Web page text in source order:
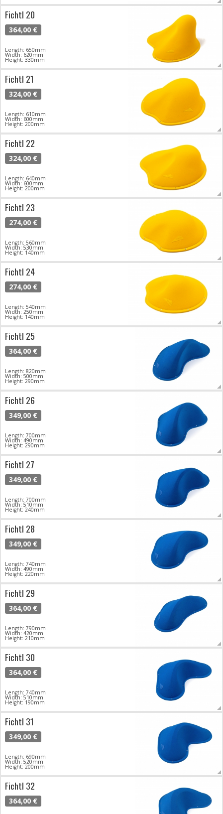
Fichtl 20
364,00 €
Length: 650mm
Width: 620mm
Height: 330mm
Fichtl 21
324,00 €
Length: 610mm
Width: 600mm
Height: 200mm
Fichtl 22
324,00 €
Length: 640mm
Width: 600mm
Height: 200mm
Fichtl 23
274,00 €
Length: 560mm
Width: 530mm
Height: 140mm
Fichtl 24
274,00 €
Length: 540mm
Width: 250mm
Height: 140mm
Fichtl 25
364,00 €
Length: 820mm
Width: 500mm
Height: 290mm
Fichtl 26
349,00 €
Length: 700mm
Width: 490mm
Height: 290mm
Fichtl 27
349,00 €
Length: 700mm
Width: 510mm
Height: 240mm
Fichtl 28
349,00 €
Length: 740mm
Width: 490mm
Height: 220mm
Fichtl 29
364,00 €
Length: 790mm
Width: 420mm
Height: 210mm
Fichtl 30
364,00 €
Length: 740mm
Width: 510mm
Height: 190mm
Fichtl 31
349,00 €
Length: 690mm
Width: 520mm
Height: 200mm
Fichtl 32
364,00 €